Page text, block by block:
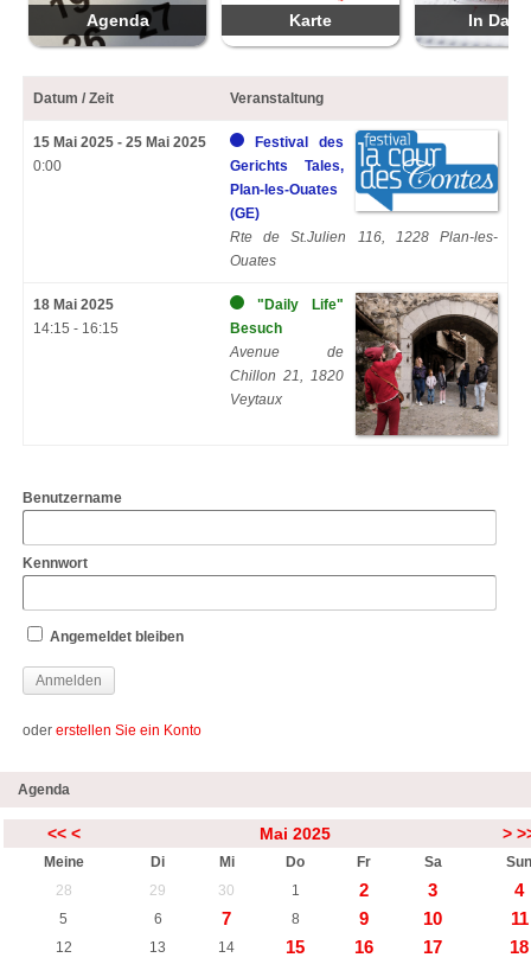
Agenda Karte In
Datum / Zeit Veranstaltung
15 Mai 2025 - 25 Mai 2025
0:00
Festival des
Gerichts Tales,
Plan-les-Ouates
(GE)
Rte de St.Julien 116, 1228 Plan-les-
Ouates
18 Mai 2025
14:15 - 16:15
"Daily Life"
Besuch
Avenue de
Chillon 21, 1820
Veytaux
Benutzername
Kennwort
Angemeldet bleiben
oder erstellen Sie ein Konto
Agenda
<< < Mai 2025 >
Meine Di Mi Do Fr Sa
Sun
28
29 30 1 2 3 4
5 6 7 8 9 10 11
12 13 14 15 16 17
18